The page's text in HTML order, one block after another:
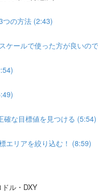
つの方法 (2:43)
ールで使った方が良いの
確な目標値を見つける (5:54)
エリアを絞り込む！ (8:59)
ル・DXY